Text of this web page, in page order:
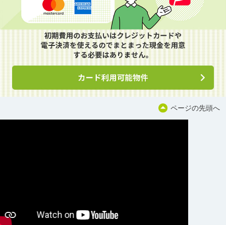
ページの先頭へ